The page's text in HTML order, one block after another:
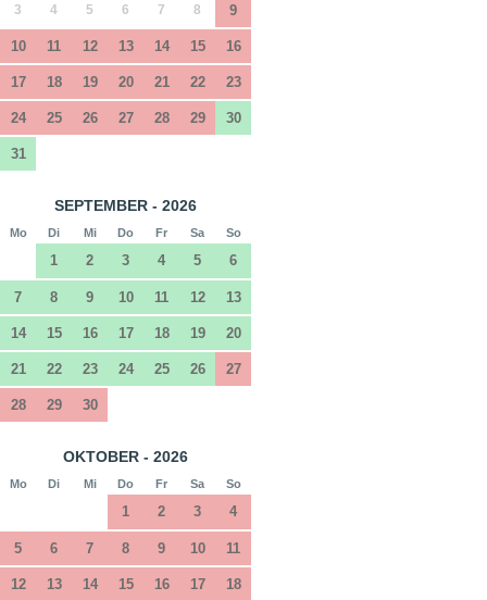
3 4 5 6 7 8 9
10 11 12 13 14 15 16
17 18 19 20 21 22 23
24 25 26 27 28 29 30
31
SEPTEMBER - 2026
Mo Di Mi Do Fr Sa So
1 2 3 4 5 6
7 8 9 10 11 12 13
14 15 16 17 18 19 20
21 22 23 24 25 26 27
28 29 30
OKTOBER - 2026
Mo Di Mi Do Fr Sa So
1 2 3 4
5 6 7 8 9 10 11
12 13 14 15 16 17 18